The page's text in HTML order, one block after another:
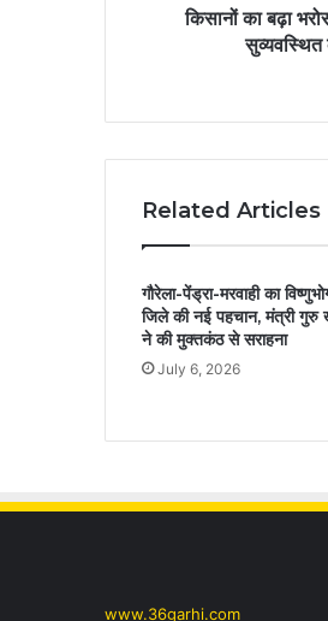
किसानों का बढ़ा
सुव्यवस्थित
Related Articles
गौरेला-पेंड्रा-मरवाही का
जिले की नई पहचान, मंत्री
ने की मुक्तकंठ से सराहना
July 6, 2026
www.36garhi.com